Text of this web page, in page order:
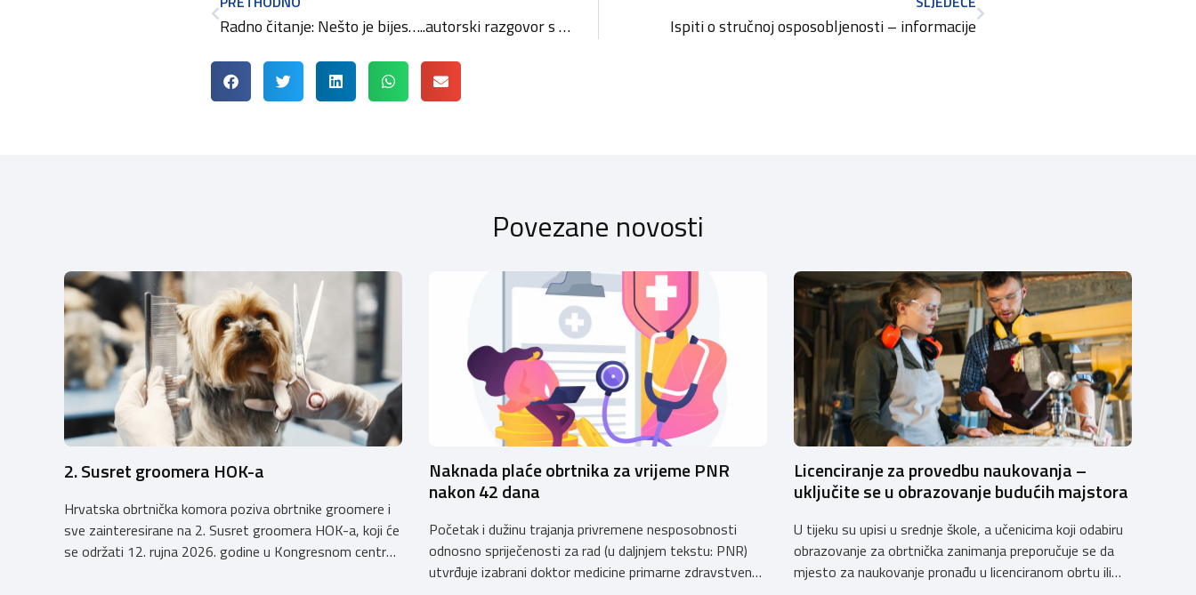
Radno čitanje: Nešto je bijes…..autorski razgovor s književnikom Ivicom Ivaniševićem i moderiranje Zorana Žmirića Ispiti o stručnoj osposobljenosti – informacije
Povezane novosti
2. Susret groomera HOK-a
Hrvatska obrtnička komora poziva obrtnike groomere i
sve zainteresirane na 2. Susret groomera HOK-a, koji će
se održati 12. rujna 2026. godine u Kongresnom centru
Naknada plaće obrtnika za vrijeme PNR
nakon 42 dana
Početak i dužinu trajanja privremene nesposobnosti
odnosno spriječenosti za rad (u daljnjem tekstu: PNR)
utvrđuje izabrani doktor medicine primarne zdravstvene
Licenciranje za provedbu naukovanja –
uključite se u obrazovanje budućih majstora
U tijeku su upisi u srednje škole, a učenicima koji odabiru
obrazovanje za obrtnička zanimanja preporučuje se da
mjesto za naukovanje pronađu u licenciranom obrtu ili